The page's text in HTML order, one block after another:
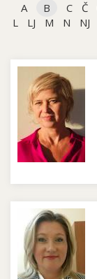
A B C Č
L
LJ M N NJ